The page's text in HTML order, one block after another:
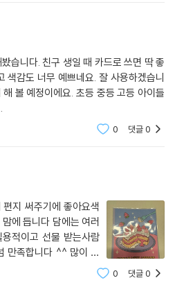
습니다. 친구 생일 때 카드로 쓰면 딱 좋
색감도 너무 예쁘네요. 잘 사용하겠습니
볼 예정이에요. 초등 중등 고등 아이들
0 댓글0
지 써주기에 좋아요색
에 듭니다 담에는 여러
적이고 선물 받는사람
만족합니다 ^^ 많이 파
0 댓글0